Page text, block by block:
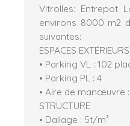
Vitrolles: Entrepot
environs 8000 m2
suivantes:
ESPACES EXTÉRIEURS
• Parking VL : 102
• Parking PL : 4
• Aire de manœuvre
STRUCTURE
• Dallage : 5t/m²